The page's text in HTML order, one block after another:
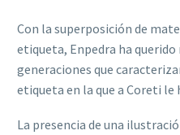
Con la superposición de
etiqueta, Enpedra ha
generaciones que
etiqueta en la que a Coreti
La presencia de una